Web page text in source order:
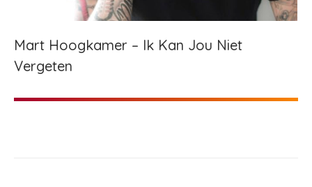
Mart Hoogkamer – Ik Kan Jou Niet
Vergeten